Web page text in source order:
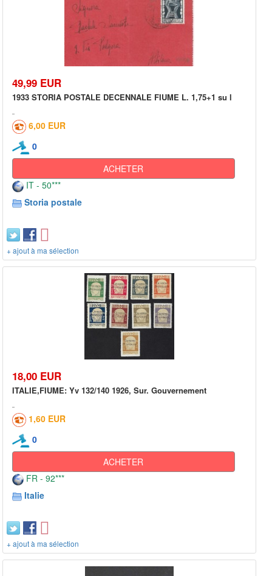
49,99 EUR
1933 STORIA POSTALE DECENNALE FIUME L. 1,75+1 su l
6,00 EUR
0
ACHETER
IT - 50***
Storia postale
+ ajout à ma sélection
18,00 EUR
ITALIE,FIUME: Yv 132/140 1926, Sur. Gouvernement
1,60 EUR
0
ACHETER
FR - 92***
Italie
+ ajout à ma sélection